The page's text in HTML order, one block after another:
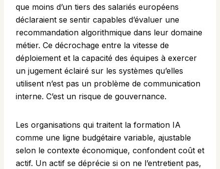
que moins d’un tiers des salariés européens
déclaraient se sentir capables d’évaluer une
recommandation algorithmique dans leur domaine
métier. Ce décrochage entre la vitesse de
déploiement et la capacité des équipes à exercer
un jugement éclairé sur les systèmes qu’elles
utilisent n’est pas un problème de communication
interne. C’est un risque de gouvernance.
Les organisations qui traitent la formation IA
comme une ligne budgétaire variable, ajustable
selon le contexte économique, confondent coût et
actif. Un actif se déprécie si on ne l’entretient pas,